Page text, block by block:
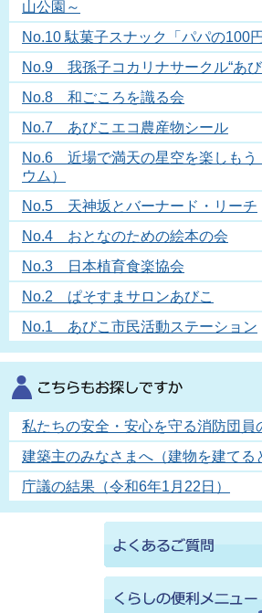
山公園～
No.10 駄菓子スナック「パパの100円
No.9 我孫子コカリナサークル“あび
No.8 和ごころを識る会
No.7 あびこエコ農産物シール
No.6 近場で満天の星空を楽しもう
ウム）
No.5 天神坂とバーナード・リーチ
No.4 おとなのための絵本の会
No.3 日本植育食楽協会
No.2 ぱそすまサロンあびこ
No.1 あびこ市民活動ステーション
私たちの安全・安心を守る消防団員
建築主のみなさまへ（建物を建てる
庁議の結果（令和6年1月22日）